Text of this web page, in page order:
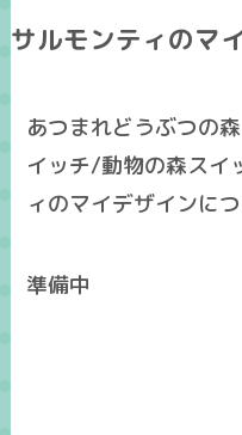
サルモンティのマ
あつまれどうぶつの
イッチ/動物の森ス
ィのマイデザインに
準備中